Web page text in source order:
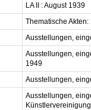
LA II : August 1939
Thematische
Ausstellungen,
Ausstellungen,
1949
Ausstellungen,
Ausstellungen,